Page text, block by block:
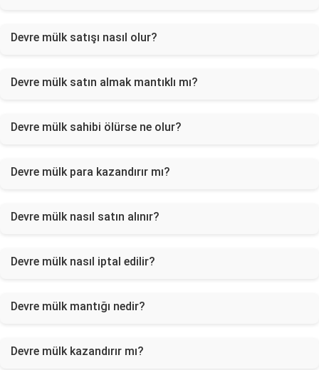
Devre mülk satışı nasıl olur?
Devre mülk satın almak mantıklı mı?
Devre mülk sahibi ölürse ne olur?
Devre mülk para kazandırır mı?
Devre mülk nasıl satın alınır?
Devre mülk nasıl iptal edilir?
Devre mülk mantığı nedir?
Devre mülk kazandırır mı?